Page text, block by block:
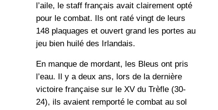
l’aile, le staff français avait clairement opté
pour le combat. Ils ont raté vingt de leurs
148 plaquages et ouvert grand les portes au
jeu bien huilé des Irlandais.
En manque de mordant, les Bleus ont pris
l’eau. Il y a deux ans, lors de la dernière
victoire française sur le XV du Trèfle (30-
24), ils avaient remporté le combat au sol